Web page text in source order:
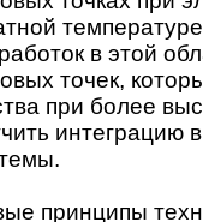
в этой
точек,
при более
интеграцию
принципы